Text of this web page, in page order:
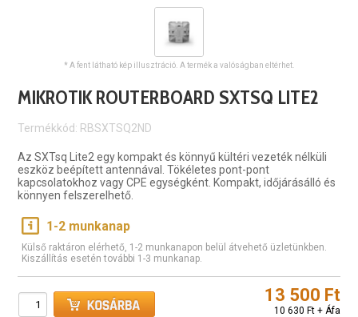
* A fent látható kép illusztráció. A termék a valóságban eltérhet.
MIKROTIK ROUTERBOARD SXTSQ LITE2
Termékkód: RBSXTSQ2ND
Az SXTsq Lite2 egy kompakt és könnyű kültéri vezeték nélküli
eszköz beépített antennával. Tökéletes pont-pont
kapcsolatokhoz vagy CPE egységként. Kompakt, időjárásálló és
könnyen felszerelhető.
1-2 munkanap
Külső raktáron elérhető, 1-2 munkanapon belül átvehető üzletünkben.
Kiszállítás esetén további 1-3 munkanap.
13 500 Ft
10 630 Ft + Áfa